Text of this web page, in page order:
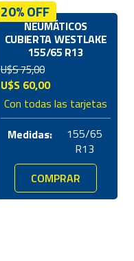
NEUMÁTICOS
CUBIERTA WESTLAKE
155/65 R13
U$S75,00
El
precio
original
era:
75,00.
U$S 60,00
20% OFF
El
precio
actual
es:
60,00.
Con todas las tarjetas
Medidas:
155/65
R13
COMPRAR